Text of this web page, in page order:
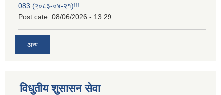
083 (२०८३-०४-२१)!!!
Post date: 08/06/2026 - 13:29
अन्य
विधुतीय शुसासन सेवा